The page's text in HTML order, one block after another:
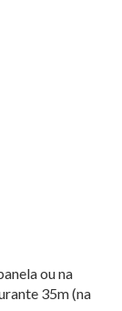
ou na
35m (na